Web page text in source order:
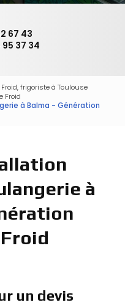
67 43
95 37 34
frigoriste à Toulouse
Froid
à Balma - Génération
à
un devis